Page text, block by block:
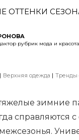
ОТТЕНКИ
рубрик мода и красота
Верхняя одежда Тренды
зимние
справляются